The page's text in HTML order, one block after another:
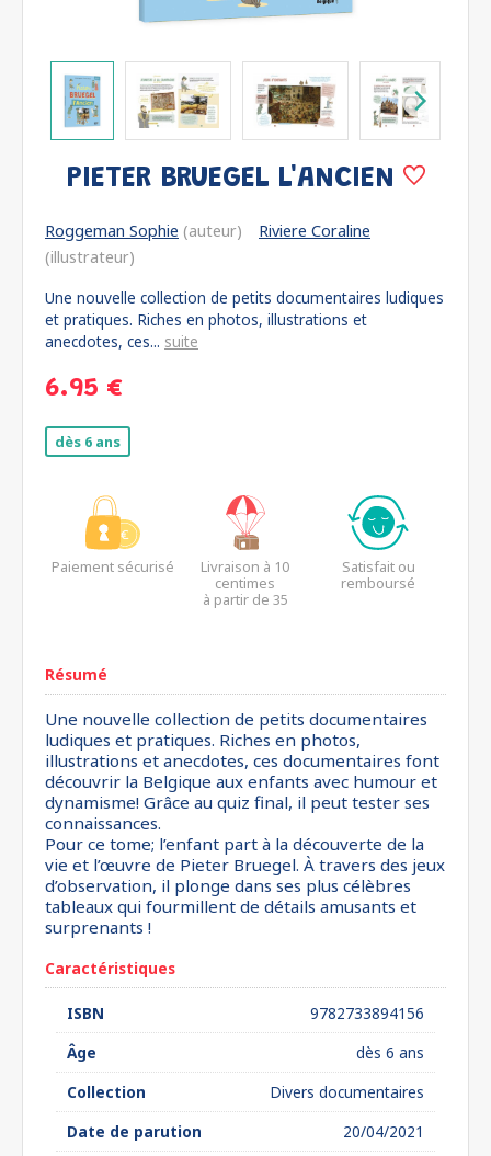
PIETER BRUEGEL L'ANCIEN
Roggeman Sophie (auteur)
Riviere Coraline
(illustrateur)
Une nouvelle collection de petits documentaires ludiques
et pratiques. Riches en photos, illustrations et
anecdotes, ces... suite
6.95 €
dès 6 ans
Paiement sécurisé
Livraison à 10
centimes
à partir de 35
Satisfait ou
remboursé
Résumé
Une nouvelle collection de petits documentaires
ludiques et pratiques. Riches en photos,
illustrations et anecdotes, ces documentaires font
découvrir la Belgique aux enfants avec humour et
dynamisme! Grâce au quiz final, il peut tester ses
connaissances.
Pour ce tome; l’enfant part à la découverte de la
vie et l’œuvre de Pieter Bruegel. À travers des jeux
d’observation, il plonge dans ses plus célèbres
tableaux qui fourmillent de détails amusants et
surprenants !
Caractéristiques
ISBN
9782733894156
Âge
dès 6 ans
Collection
Divers documentaires
Date de parution
20/04/2021